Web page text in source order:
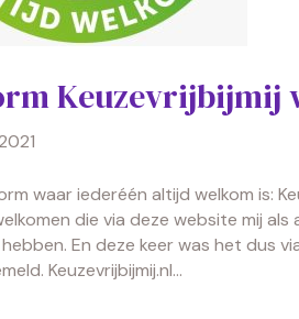
Keuzevrijbijmij
waar iederéén altijd welkom is:
die via deze website mij
En deze keer was het dus
Keuzevrijbijmij.nl…